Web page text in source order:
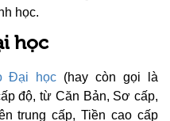
học.
học
Đại học (hay còn gọi là
độ, từ Căn Bản, Sơ cấp,
trung cấp, Tiền cao cấp